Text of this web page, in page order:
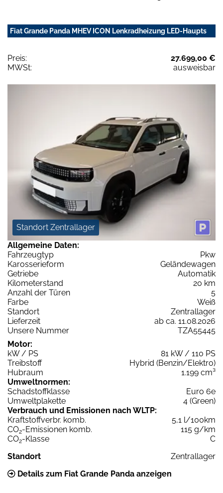
Fiat Grande Panda MHEV ICON Lenkradheizung LED-Haupts
Preis:
27.699,00 €
MWSt:
ausweisbar
Standort Zentrallager
Allgemeine Daten:
Fahrzeugtyp
Pkw
Karosserieform
Geländewagen
Getriebe
Automatik
Kilometerstand
20 km
Anzahl der Türen
5
Farbe
Weiß
Standort
Zentrallager
Lieferzeit
ab ca. 11.08.2026
Unsere Nummer
TZA55445
Motor:
kW / PS
81 kW / 110 PS
Treibstoff
Hybrid (Benzin/Elektro)
Hubraum
1.199 cm³
Umweltnormen:
Schadstoffklasse
Euro 6e
Umweltplakette
4 (Green)
Verbrauch und Emissionen nach WLTP:
Kraftstoffverbr. komb.
5,1 l/100km
CO2-Emissionen komb.
115 g/km
CO2-Klasse
C
Standort
Zentrallager
Details zum Fiat Grande Panda anzeigen